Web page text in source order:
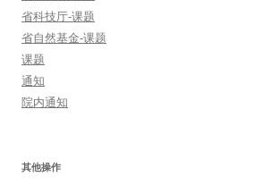
省科技厅-课题
省自然基金-课题
课题
通知
院内通知
其他操作